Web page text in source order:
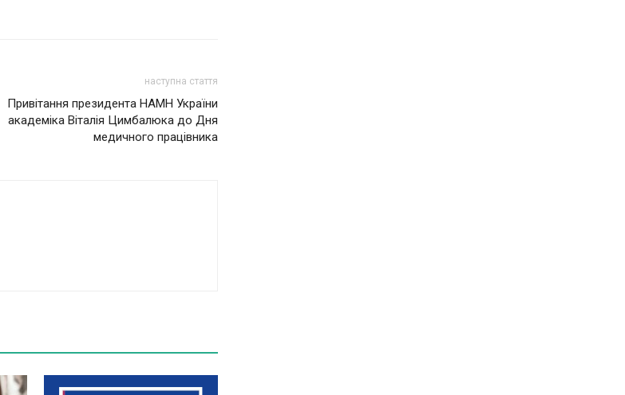
наступна стаття
Привітання президента НАМН України
академіка Віталія Цимбалюка до Дня
медичного працівника